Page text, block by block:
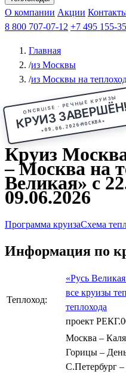
Чебоксарыиз Волгоградаиз
КазаньВ Нижний Новгород
РыбинскНа СоловкиНа
Афанасий Никитин
ФединАлександр Свешников
МироновА.С.Попов
О компании Акции
8 800 707-07-12 +7 495 155-
Главная
/из Москвы
/из Москвы на
ONCRUISE · РЕЧНЫЕ КРУИЗЫ
КРУИЗ
★09.06.2026МОСКВА★
Круиз
– Москва на
Великая» с
09.06.2026
Программа круизаСхема
Информация по
Теплоход:
«Русь
все круизы
теплохода
проект
Москва –
Горицы –
С.Петербург